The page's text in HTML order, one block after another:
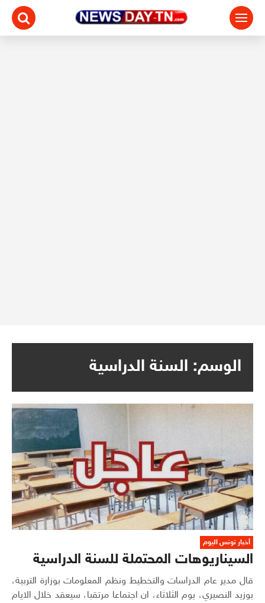
الوسم: السنة الدراسية
أخبار تونس اليوم
السيناريوهات المحتملة للسنة الدراسية
قال مدير عام الدراسات والتخطيط ونظم المعلومات بوزارة التربية،
بوزيد النصيري، يوم الثلاثاء، ان اجتماعا مرتقبا، سيعقد خلال الايام